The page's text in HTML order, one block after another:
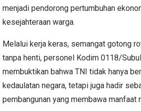
menjadi pendorong pertumbuhan
kesejahteraan warga.
Melalui kerja keras, semangat gotong
tanpa henti, personel Kodim 0118/
membuktikan bahwa TNI tidak hanya
kedaulatan negara, tetapi juga hadir
pembangunan yang membawa manfaat